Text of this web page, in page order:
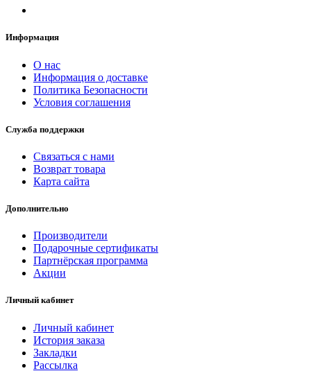
Информация
О нас
Информация о доставке
Политика Безопасности
Условия соглашения
Служба поддержки
Связаться с нами
Возврат товара
Карта сайта
Дополнительно
Производители
Подарочные сертификаты
Партнёрская программа
Акции
Личный кабинет
Личный кабинет
История заказа
Закладки
Рассылка